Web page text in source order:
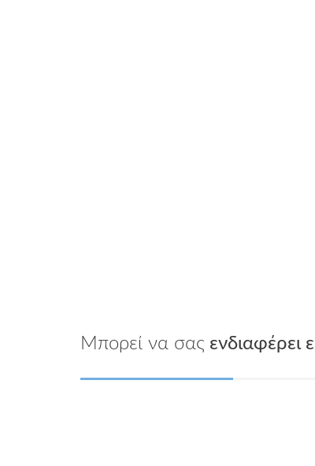
Μπορεί να σας ενδιαφέρει